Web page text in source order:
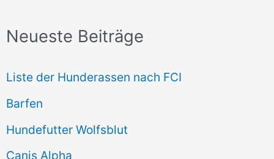
h
n
n
a
c
Neueste Beiträge
Liste der Hunderassen nach FCI
Barfen
Hundefutter Wolfsblut
Canis Alpha